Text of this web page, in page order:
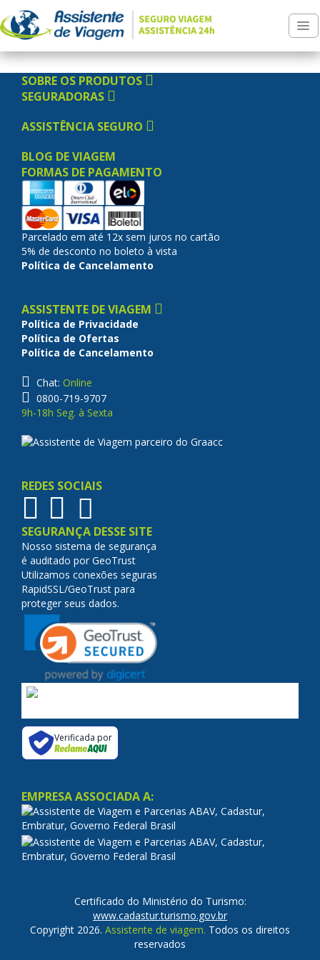
SOBRE OS PRODUTOS
SEGURADORAS
ASSISTÊNCIA SEGURO
BLOG DE VIAGEM
FORMAS DE PAGAMENTO
Parcelado em até 12x sem juros no cartão
5% de desconto no boleto à vista
Política de Cancelamento
ASSISTENTE DE VIAGEM
Política de Privacidade
Política de Ofertas
Política de Cancelamento
Chat: Online
0800-719-9707
9h-18h Seg. à Sexta
REDES SOCIAIS
SEGURANÇA DESSE SITE
Nosso sistema de segurança
é auditado por GeoTrust
Utilizamos conexões seguras
RapidSSL/GeoTrust para
proteger seus dados.
Verificada por
EMPRESA ASSOCIADA A:
Certificado do Ministério do Turismo:
www.cadastur.turismo.gov.br
Copyright 2026. Assistente de viagem. Todos os direitos
reservados